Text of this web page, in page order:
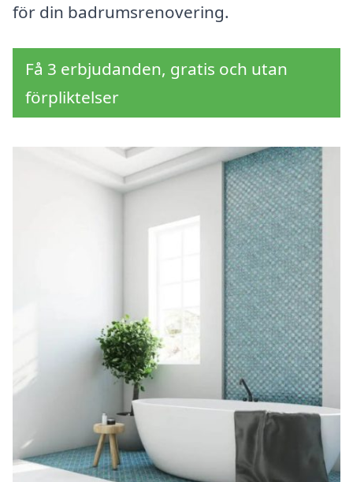
för din badrumsrenovering.
Få 3 erbjudanden, gratis och utan
förpliktelser